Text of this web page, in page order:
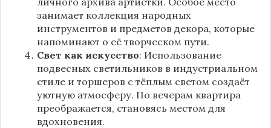
занимает коллекция народных
инструментов и предметов декора, которые
напоминают о её творческом пути.
Свет как искусство: Использование
подвесных светильников в индустриальном
стиле и торшеров с тёплым светом создаёт
уютную атмосферу. По вечерам квартира
преображается, становясь местом для
вдохновения.